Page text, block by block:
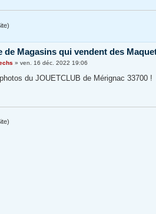
de Magasins qui vendent des
» ven. 16 déc. 2022 19:06
du JOUETCLUB de Mérignac 33700 !